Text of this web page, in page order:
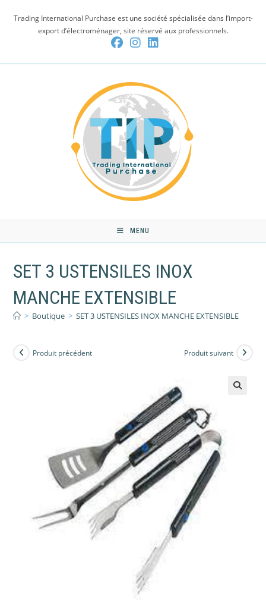
Trading International Purchase est une société spécialisée dans l’import-
export d’électroménager, site réservé aux professionnels.
MENU
SET 3 USTENSILES INOX
MANCHE EXTENSIBLE
> Boutique > SET 3 USTENSILES INOX MANCHE EXTENSIBLE
Produit précédent Produit suivant